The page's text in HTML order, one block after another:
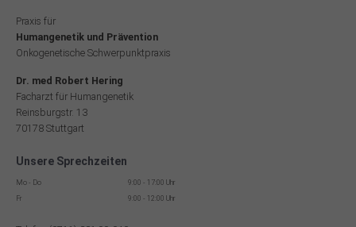
Praxis für
Humangenetik und Prävention
Onkogenetische Schwerpunktpraxis
Dr. med Robert Hering
Facharzt für Humangenetik
Reinsburgstr. 13
70178 Stuttgart
Unsere Sprechzeiten
Mo - Do
9:00 - 17:00 Uhr
Fr
9:00 - 12:00 Uhr